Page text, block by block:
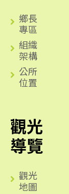
鄉長
專區
組織
架構
公所
位置
觀光
導覽
觀光
地圖